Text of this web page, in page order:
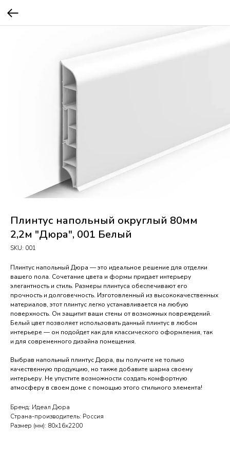
Плинтус напольный округлый 80мм
2,2м "Дюра", 001 Белый
SKU: 001
Плинтус напольный Дюра — это идеальное решение для отделки
вашего пола. Сочетание цвета и формы придает интерьеру
элегантность и стиль. Размеры плинтуса обеспечивают его
прочность и долговечность. Изготовленный из высококачественных
материалов, этот плинтус легко устанавливается на любую
поверхность. Он защитит ваши стены от возможных повреждений.
Белый цвет позволяет использовать данный плинтус в любом
интерьере — он подойдет как для классического оформления, так
и для современного дизайна помещения.
Выбрав напольный плинтус Дюра, вы получите не только
качественную продукцию, но также добавите шарма своему
интерьеру. Не упустите возможности создать комфортную
атмосферу в своем доме с помощью этого стильного элемента!
Бренд: Идеал Дюра
Страна-производитель: Россия
Размер (мм): 80х16х2200